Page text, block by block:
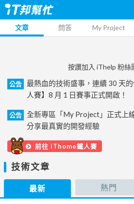
文章 問答 My Project
按讚加入 iThelp 粉絲
公告
最熱血的技術盛事，連續 30 天
人賽】8 月 1 日賽事正式開啟！
公告
全新專區「My Project」正式上
分享最真實的開發經驗
前往 iThome鐵人賽
技術文章
最新 熱門